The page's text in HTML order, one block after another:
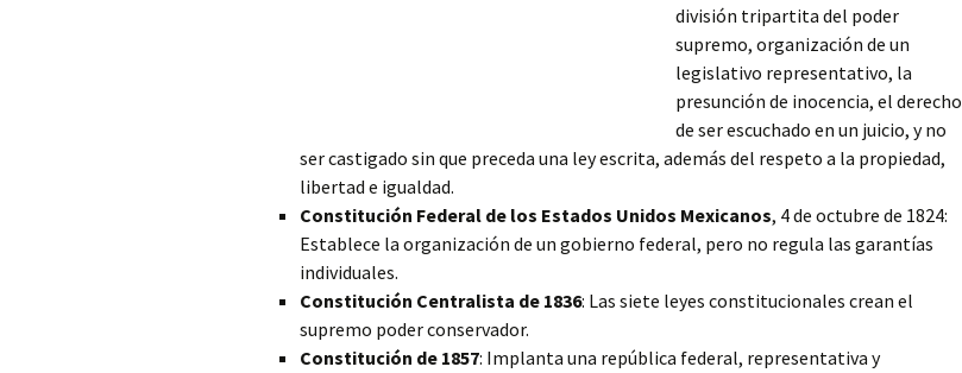
división tripartita del poder
supremo, organización de un
legislativo representativo, la
presunción de inocencia, el derecho
de ser escuchado en un juicio, y no
ser castigado sin que preceda una ley escrita, además del respeto a la propiedad,
libertad e igualdad.
Constitución Federal de los Estados Unidos Mexicanos, 4 de octubre de 1824:
Establece la organización de un gobierno federal, pero no regula las garantías
individuales.
Constitución Centralista de 1836: Las siete leyes constitucionales crean el
supremo poder conservador.
Constitución de 1857: Implanta una república federal, representativa y